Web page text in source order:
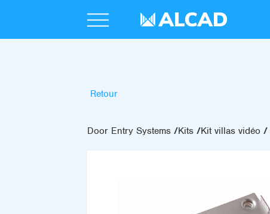
Retour
Door Entry Systems Kits Kit villas vidéo